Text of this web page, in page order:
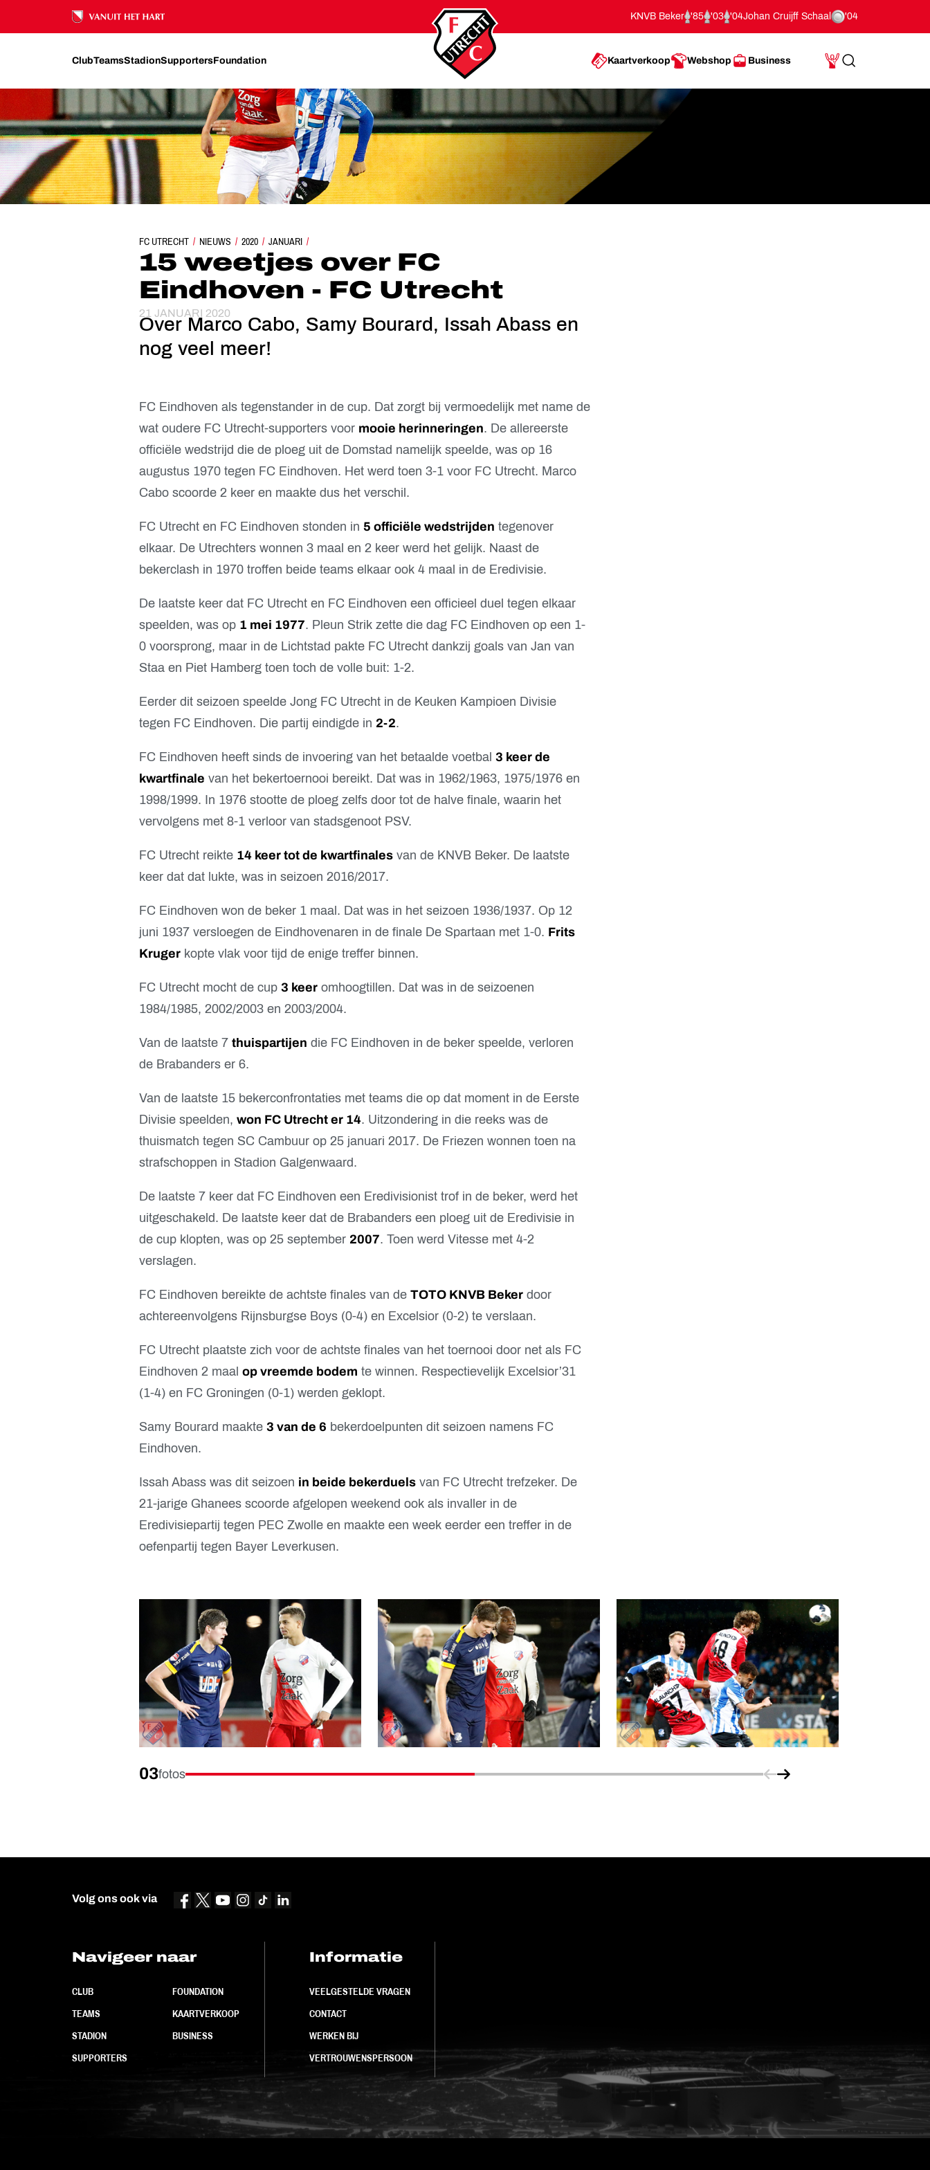
Ons nalatenschap
KNVB Beker '85 '03 '04Johan Cruijff Schaal '04
ClubTeamsStadionSupportersFoundation Kaartverkoop Webshop Business
Mijn Account
Search
FC UTRECHT NIEUWS 2020 JANUARI
15 WEETJES OVER FC EINDHOVEN - FC UTRECHT
15 weetjes over FC
Eindhoven - FC Utrecht
21 JANUARI 2020
Over Marco Cabo, Samy Bourard, Issah Abass en
nog veel meer!
FC Eindhoven als tegenstander in de cup. Dat zorgt bij vermoedelijk met name de
wat oudere FC Utrecht-supporters voor mooie herinneringen. De allereerste
officiële wedstrijd die de ploeg uit de Domstad namelijk speelde, was op 16
augustus 1970 tegen FC Eindhoven. Het werd toen 3-1 voor FC Utrecht. Marco
Cabo scoorde 2 keer en maakte dus het verschil.
FC Utrecht en FC Eindhoven stonden in 5 officiële wedstrijden tegenover
elkaar. De Utrechters wonnen 3 maal en 2 keer werd het gelijk. Naast de
bekerclash in 1970 troffen beide teams elkaar ook 4 maal in de Eredivisie.
De laatste keer dat FC Utrecht en FC Eindhoven een officieel duel tegen elkaar
speelden, was op 1 mei 1977. Pleun Strik zette die dag FC Eindhoven op een 1-
0 voorsprong, maar in de Lichtstad pakte FC Utrecht dankzij goals van Jan van
Staa en Piet Hamberg toen toch de volle buit: 1-2.
Eerder dit seizoen speelde Jong FC Utrecht in de Keuken Kampioen Divisie
tegen FC Eindhoven. Die partij eindigde in 2-2.
FC Eindhoven heeft sinds de invoering van het betaalde voetbal 3 keer de
kwartfinale van het bekertoernooi bereikt. Dat was in 1962/1963, 1975/1976 en
1998/1999. In 1976 stootte de ploeg zelfs door tot de halve finale, waarin het
vervolgens met 8-1 verloor van stadsgenoot PSV.
FC Utrecht reikte 14 keer tot de kwartfinalesvan de KNVB Beker. De laatste
keer dat dat lukte, was in seizoen 2016/2017.
FC Eindhoven won de beker 1 maal. Dat was in het seizoen 1936/1937. Op 12
juni 1937 versloegen de Eindhovenaren in de finale De Spartaan met 1-0. Frits
Krugerkopte vlak voor tijd de enige treffer binnen.
FC Utrecht mocht de cup 3 keeromhoogtillen. Dat was in de seizoenen
1984/1985, 2002/2003 en 2003/2004.
Van de laatste 7 thuispartijen die FC Eindhoven in de beker speelde, verloren
de Brabanders er 6.
Van de laatste 15 bekerconfrontaties met teams die op dat moment in de Eerste
Divisie speelden, won FC Utrecht er 14. Uitzondering in die reeks was de
thuismatch tegen SC Cambuur op 25 januari 2017. De Friezen wonnen toen na
strafschoppen in Stadion Galgenwaard.
De laatste 7 keer dat FC Eindhoven een Eredivisionist trof in de beker, werd het
uitgeschakeld. De laatste keer dat de Brabanders een ploeg uit de Eredivisie in
de cup klopten, was op 25 september 2007. Toen werd Vitesse met 4-2
verslagen.
FC Eindhoven bereikte de achtste finales van de TOTO KNVB Bekerdoor
achtereenvolgens Rijnsburgse Boys (0-4) en Excelsior (0-2) te verslaan.
FC Utrecht plaatste zich voor de achtste finales van het toernooi door net als FC
Eindhoven 2 maal op vreemde bodem te winnen. Respectievelijk Excelsior’31
(1-4) en FC Groningen (0-1) werden geklopt.
Samy Bourard maakte 3 van de 6 bekerdoelpunten dit seizoen namens FC
Eindhoven.
Issah Abass was dit seizoen in beide bekerduelsvan FC Utrecht trefzeker. De
21-jarige Ghanees scoorde afgelopen weekend ook als invaller in de
Eredivisiepartij tegen PEC Zwolle en maakte een week eerder een treffer in de
oefenpartij tegen Bayer Leverkusen.
03fotos
Volg ons ook via
Navigeer naar
CLUB
TEAMS
STADION
SUPPORTERS
FOUNDATION
KAARTVERKOOP
BUSINESS
Informatie
VEELGESTELDE VRAGEN
CONTACT
WERKEN BIJ
VERTROUWENSPERSOON